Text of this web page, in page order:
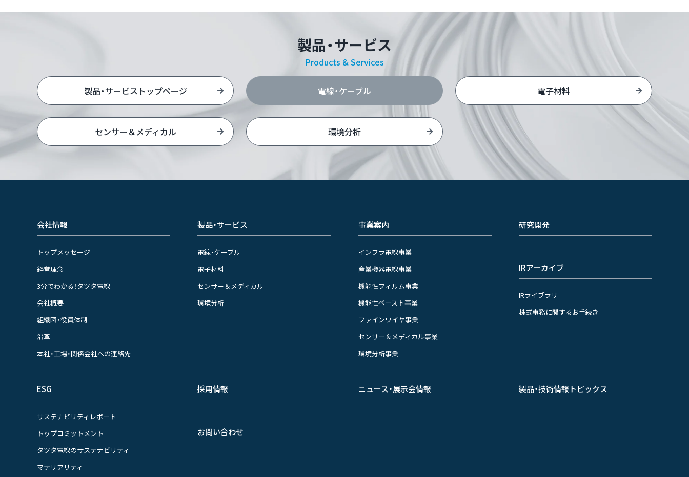
製品・サービス
Products & Services
製品・サービストップページ 電線・ケーブル 電子材料
センサー＆メディカル 環境分析
会社情報
トップメッセージ
経営理念
3分でわかる！タツタ電線
会社概要
組織図・役員体制
沿革
本社・工場・関係会社への連絡先
製品・サービス
電線・ケーブル
電子材料
センサー＆メディカル
環境分析
事業案内
インフラ電線事業
産業機器電線事業
機能性フィルム事業
機能性ペースト事業
ファインワイヤ事業
センサー＆メディカル事業
環境分析事業
研究開発
IRアーカイブ
IRライブラリ
株式事務に関するお手続き
ESG
サステナビリティレポート
トップコミットメント
タツタ電線のサステナビリティ
マテリアリティ
採用情報
お問い合わせ
ニュース・展示会情報 製品・技術情報トピックス